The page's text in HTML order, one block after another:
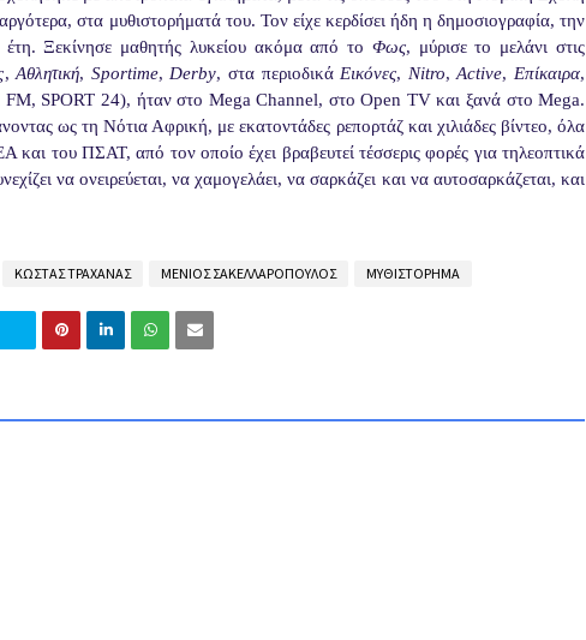
στα μυθιστορήματά του. Τον είχε κερδίσει ήδη η δημοσιογραφία, την
Ξεκίνησε μαθητής λυκείου ακόμα από το Φως, μύρισε το μελάνι στις
,Αθλητική, Sportime, Derby, στα περιοδικά Εικόνες, Nitro,Active, Επίκαιρα,
FM, SPORT 24), ήταν στο Mega Channel, στοOpen TVκαι ξανά στοMega.
ως τη Νότια Αφρική, με εκατοντάδες ρεπορτάζ και χιλιάδες βίντεο, όλα
του ΠΣΑΤ, από τον οποίο έχει βραβευτεί τέσσερις φορές για τηλεοπτικά
να ονειρεύεται, να χαμογελάει, να σαρκάζει και να αυτοσαρκάζεται, και
ΚΩΣΤΑΣ ΤΡΑΧΑΝΑΣ ΜΕΝΙΟΣ ΣΑΚΕΛΛΑΡΟΠΟΥΛΟΣ ΜΥΘΙΣΤΟΡΗΜΑ